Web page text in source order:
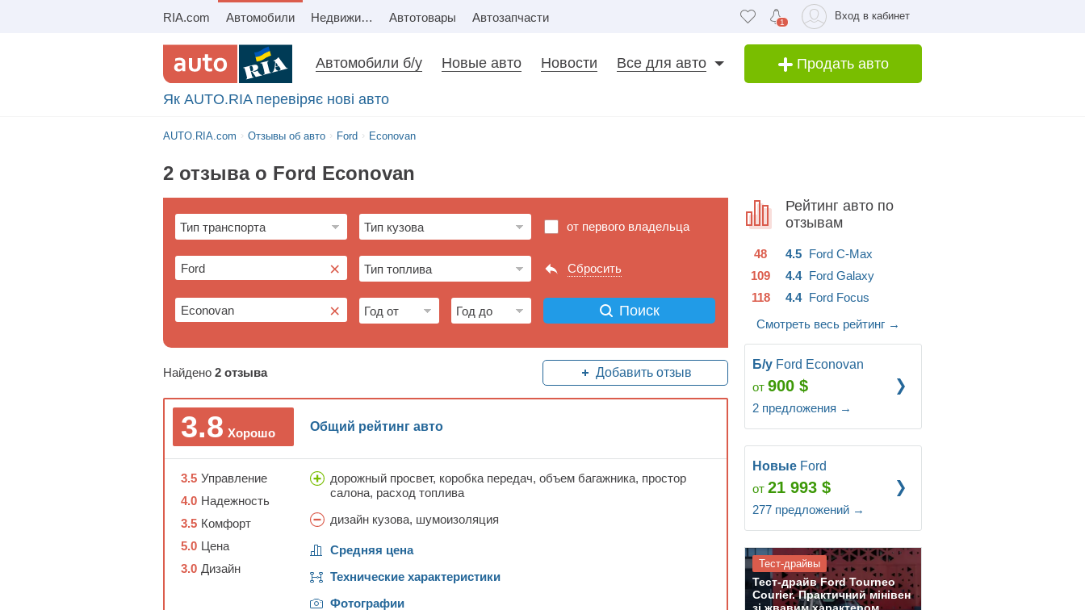
1
Вход в кабинет
RIA.com Автомобили Недвижимость Автотовары Автозапчасти
Продать авто
Автомобили б/у Новые авто Новости Все для авто
Як AUTO.RIA перевіряє нові авто
AUTO.RIA.com Отзывы об авто Ford Econovan
2 отзыва о Ford Econovan
Рейтинг авто по
отзывам
48 Ford C-Max
4.5
109
Ford Galaxy
4.4
118
Ford Focus
4.4
Смотреть весь рейтинг →
Б/у Ford Econovan
от 900 $
2 предложения →
Новые Ford
от 21 993 $
277 предложений →
Тест-драйвы
Тест-драйв Ford Tourneo
Courier. Практичний мінівен
×
×
от первого владельца
Сбросить
Поиск
Найдено 2 отзыва Добавить отзыв
Хорошо
3.8 Общий рейтинг авто
Управление
3.5
Надежность
4.0
Комфорт
3.5
Цена
5.0
Дизайн
3.0
дорожный просвет, коробка передач, объем багажника, простор
салона, расход топлива
дизайн кузова, шумоизоляция
Средняя цена
Технические характеристики
Фотографии